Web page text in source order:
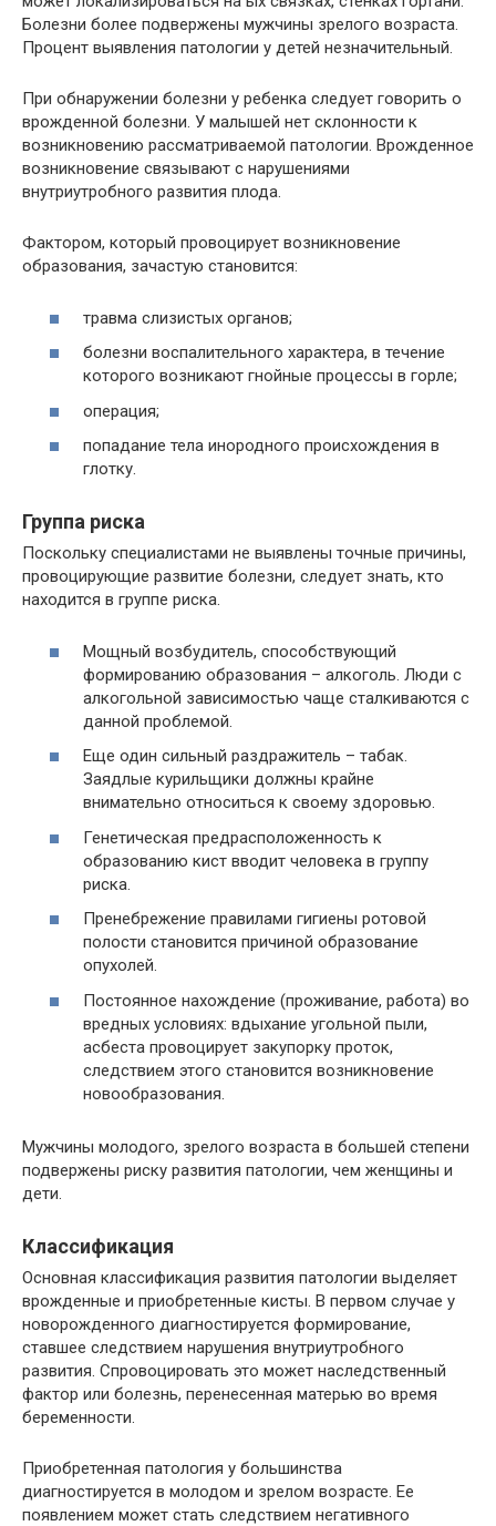
Болезни более подвержены мужчины зрелого возраста.
Процент выявления патологии у детей незначительный.
При обнаружении болезни у ребенка следует говорить о
врожденной болезни. У малышей нет склонности к
возникновению рассматриваемой патологии. Врожденное
возникновение связывают с нарушениями
внутриутробного развития плода.
Фактором, который провоцирует возникновение
образования, зачастую становится:
травма слизистых органов;
болезни воспалительного характера, в течение
которого возникают гнойные процессы в горле;
операция;
попадание тела инородного происхождения в
глотку.
Группа риска
Поскольку специалистами не выявлены точные причины,
провоцирующие развитие болезни, следует знать, кто
находится в группе риска.
Мощный возбудитель, способствующий
формированию образования – алкоголь. Люди с
алкогольной зависимостью чаще сталкиваются с
данной проблемой.
Еще один сильный раздражитель – табак.
Заядлые курильщики должны крайне
внимательно относиться к своему здоровью.
Генетическая предрасположенность к
образованию кист вводит человека в группу
риска.
Пренебрежение правилами гигиены ротовой
полости становится причиной образование
опухолей.
Постоянное нахождение (проживание, работа) во
вредных условиях: вдыхание угольной пыли,
асбеста провоцирует закупорку проток,
следствием этого становится возникновение
новообразования.
Мужчины молодого, зрелого возраста в большей степени
подвержены риску развития патологии, чем женщины и
дети.
Классификация
Основная классификация развития патологии выделяет
врожденные и приобретенные кисты. В первом случае у
новорожденного диагностируется формирование,
ставшее следствием нарушения внутриутробного
развития. Спровоцировать это может наследственный
фактор или болезнь, перенесенная матерью во время
беременности.
Приобретенная патология у большинства
диагностируется в молодом и зрелом возрасте. Ее
появлением может стать следствием негативного